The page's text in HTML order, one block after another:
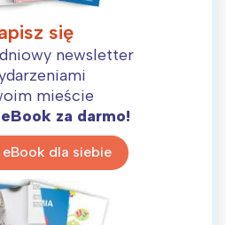
się
newsletter
mieście
za darmo!
dla siebie